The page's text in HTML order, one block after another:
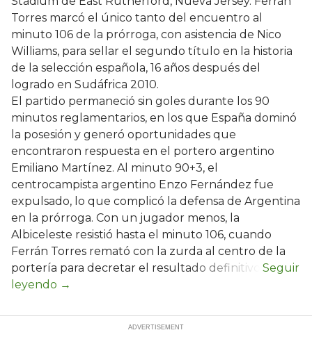
Torres marcó el único tanto del encuentro al
minuto 106 de la prórroga, con asistencia de Nico
Williams, para sellar el segundo título en la historia
de la selección española, 16 años después del
logrado en Sudáfrica 2010.
El partido permaneció sin goles durante los 90
minutos reglamentarios, en los que España dominó
la posesión y generó oportunidades que
encontraron respuesta en el portero argentino
Emiliano Martínez. Al minuto 90+3, el
centrocampista argentino Enzo Fernández fue
expulsado, lo que complicó la defensa de Argentina
en la prórroga. Con un jugador menos, la
Albiceleste resistió hasta el minuto 106, cuando
Ferrán Torres remató con la zurda al centro de la
portería para decretar el resultado definitivo.